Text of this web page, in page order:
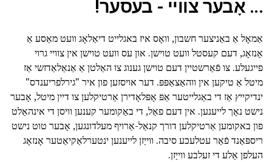
... אָבער צוויי - בעסער!
אַמאָל אַ באַניצער חשבון, וואָס איז באגלייט דיאַלאָג וועט מאַסע אַ
אָנזאָג, דעם קעסטל וועט טוישן. און עס וועט טוישן אין צוויי גרוי
פייגעלע. צו פֿאַרשטיין דעם טוישן גענוג צו האַלטן אַ אַנאַלאַדזשי אַז
מיטל אַ טיקען אין ווהאַצאַפּפּ. דער אויסזען פון איר "גירלפריענדס"
ינדיקייץ אַז די באַגלייטער אַפּ אָפּלאָדירן אַרטיקלען צו דיין מיטל, אָבער
נישט נאָך לייענען. אין דעם פאַל, די באַקומער קענען וויסן די אינהאַלט
פון באקומען אַרטיקלען דורך קנאַל-אַרויף מעלדונגען, אָבער טוט נישט
ריספּאַנד פֿאַר עטלעכע סיבה. ווייַזן לייענען ינטערלאַקיאַטער אָנזאָג
העלפן אַלע די זעלבע ווייַזן.